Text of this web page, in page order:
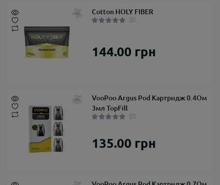
Cotton HOLY FIBER
144.00 грн
VooPoo Argus Pod Картридж 0.4Ом
3мл TopFill
135.00 грн